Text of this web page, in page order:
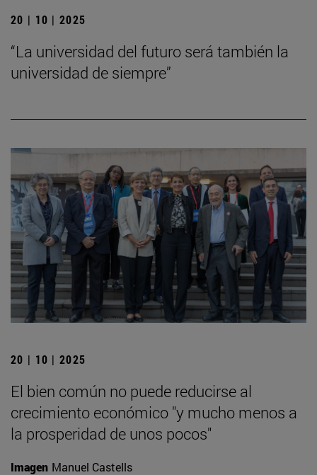
20 | 10 | 2025
“La universidad del futuro será también la
universidad de siempre”
20 | 10 | 2025
El bien común no puede reducirse al
crecimiento económico "y mucho menos a
la prosperidad de unos pocos"
Imagen Manuel Castells